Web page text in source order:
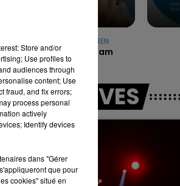
7h00 - 11h00
LA TEAM DE L'ÉTÉ
ALEX WARREN
Fever Dream
LES LIVES
Store and/or
Use profiles to
audiences through
content; Use
fraud, and fix errors;
process personal
actively
Identify devices
dans "Gérer
que pour
cookies" situé en